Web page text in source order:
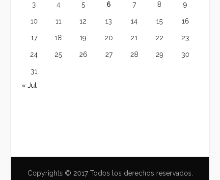
3 4 5 6 7 8 9
10 11 12 13 14 15 16
17 18 19 20 21 22 23
24 25 26 27 28 29 30
31
« Jul
Copyrights © 2017 Todos los derechos reservados.